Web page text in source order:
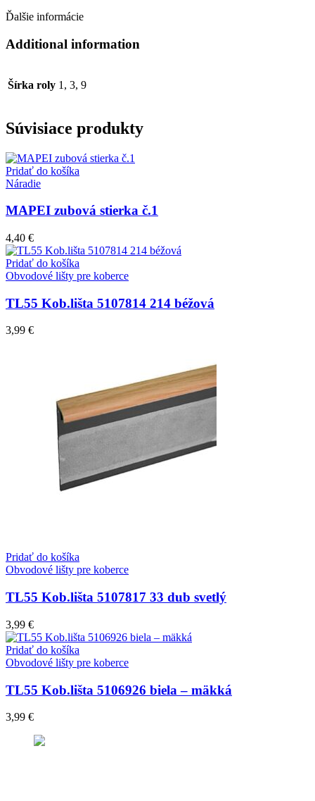
Ďalšie informácie
Additional information
Šírka roly 1, 3, 9
Súvisiace produkty
Pridať do košíka
Náradie
MAPEI zubová stierka č.1
4,40 €
Pridať do košíka
Obvodové lišty pre koberce
TL55 Kob.lišta 5107814 214 béžová
3,99 €
Pridať do košíka
Obvodové lišty pre koberce
TL55 Kob.lišta 5107817 33 dub svetlý
3,99 €
Pridať do košíka
Obvodové lišty pre koberce
TL55 Kob.lišta 5106926 biela – mäkká
3,99 €